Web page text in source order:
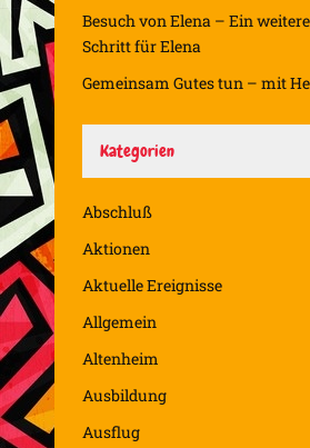
Besuch von Elena – Ein
Schritt für Elena
Gemeinsam Gutes tun – mit
Kategorien
Abschluß
Aktionen
Aktuelle Ereignisse
Allgemein
Altenheim
Ausbildung
Ausflug